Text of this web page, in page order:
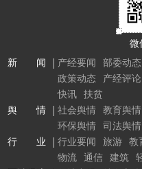
微
新 闻
产经要闻 部委动态
政策动态
产经评论
快讯
扶贫
舆 情
社会舆情 教育舆情
环保舆情
司法舆情
行 业
行业要闻 旅游 教
物流
通信 建筑